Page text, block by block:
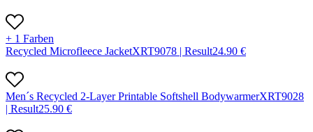
+ 1 Farben
Recycled Microfleece JacketXRT9078 | Result24.90 €
Men´s Recycled 2-Layer Printable Softshell BodywarmerXRT9028
| Result25.90 €